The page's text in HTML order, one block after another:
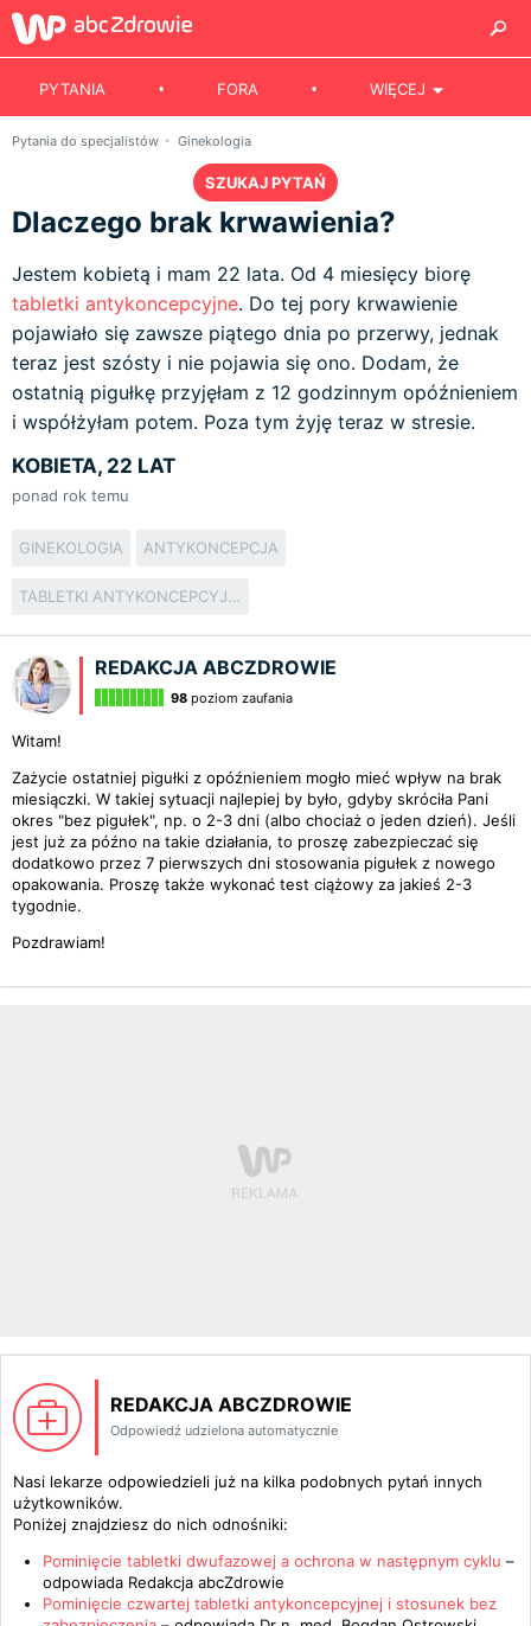
PYTANIA FORA WIĘCEJ
Pytania do specjalistów Ginekologia
SZUKAJ PYTAŃ
Dlaczego brak krwawienia?
Jestem kobietą i mam 22 lata. Od 4 miesięcy biorę
tabletki antykoncepcyjne. Do tej pory krwawienie
pojawiało się zawsze piątego dnia po przerwy, jednak
teraz jest szósty i nie pojawia się ono. Dodam, że
ostatnią pigułkę przyjęłam z 12 godzinnym opóźnieniem
i współżyłam potem. Poza tym żyję teraz w stresie.
KOBIETA, 22 LAT
ponad rok temu
GINEKOLOGIA ANTYKONCEPCJA
TABLETKI ANTYKONCEPCYJNE
REDAKCJA ABCZDROWIE
98 poziom zaufania
Witam!
Zażycie ostatniej pigułki z opóźnieniem mogło mieć wpływ na brak
miesiączki. W takiej sytuacji najlepiej by było, gdyby skróciła Pani
okres "bez pigułek", np. o 2-3 dni (albo chociaż o jeden dzień). Jeśli
jest już za późno na takie działania, to proszę zabezpieczać się
dodatkowo przez 7 pierwszych dni stosowania pigułek z nowego
opakowania. Proszę także wykonać test ciążowy za jakieś 2-3
tygodnie.
Pozdrawiam!
REDAKCJA ABCZDROWIE
Odpowiedź udzielona automatycznie
Nasi lekarze odpowiedzieli już na kilka podobnych pytań innych
użytkowników.
Poniżej znajdziesz do nich odnośniki:
Pominięcie tabletki dwufazowej a ochrona w następnym cyklu –
odpowiada Redakcja abcZdrowie
Pominięcie czwartej tabletki antykoncepcyjnej i stosunek bez